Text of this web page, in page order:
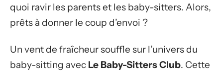
quoi ravir les parents et les baby-sitters. Alors,
prêts à donner le coup d’envoi ?
Un vent de fraîcheur souffle sur l’univers du
baby-sitting avec Le Baby-Sitters Club. Cette